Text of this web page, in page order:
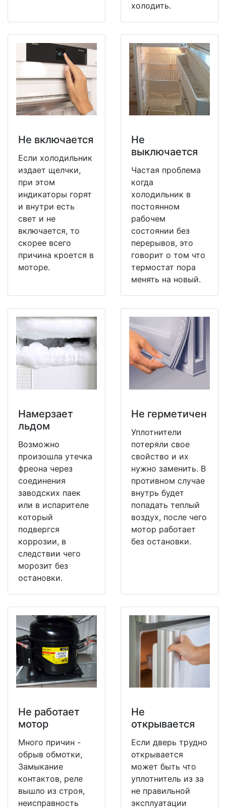
холодить.
Не включается
Если холодильник
издает щелчки,
при этом
индикаторы горят
и внутри есть
свет и не
включается, то
скорее всего
причина кроется в
моторе.
Не
выключается
Частая проблема
когда
холодильник в
постоянном
рабочем
состоянии без
перерывов, это
говорит о том что
термостат пора
менять на новый.
Намерзает
льдом
Возможно
произошла утечка
фреона через
соединения
заводских паек
или в испарителе
который
подвергся
коррозии, в
следствии чего
морозит без
остановки.
Не герметичен
Уплотнители
потеряли свое
свойство и их
нужно заменить. В
противном случае
внутрь будет
попадать теплый
воздух, после чего
мотор работает
без остановки.
Не работает
мотор
Много причин -
обрыв обмотки,
Замыкание
контактов, реле
вышло из строя,
неисправность
Не
открывается
Если дверь трудно
открывается
может быть что
уплотнитель из за
не правильной
эксплуатации